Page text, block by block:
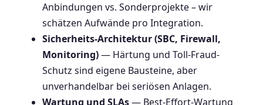
Anbindungen vs. Sonderprojekte – wir
schätzen Aufwände pro Integration.
Sicherheits-Architektur (SBC, Firewall,
Monitoring)— Härtung und Toll-Fraud-
Schutz sind eigene Bausteine, aber
unverhandelbar bei seriösen Anlagen.
Wartung und SLAs— Best-Effort-Wartung